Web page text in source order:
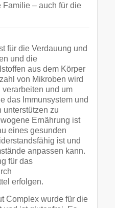
– auch für die
für die Verdauung und
und die
aus dem Körper
von Mikroben wird
verarbeiten und um
das Immunsystem und
unterstützen zu
Ernährung ist
eines gesunden
ist und
anpassen kann.
für das
erfolgen.
Complex wurde für die